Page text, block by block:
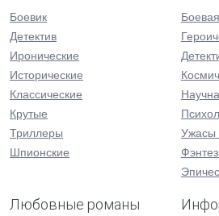
Боевик
Детектив
Иронические
Исторические
Классические
Крутые
Триллеры
Шпионские
Боевая
Ужасы
Любовные романы